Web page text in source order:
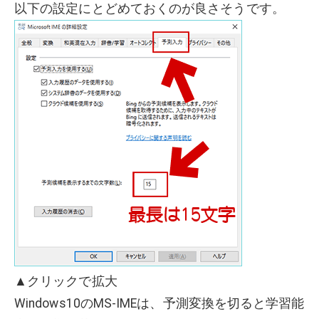
以下の設定にとどめておくのが良さそうです。
▲クリックで拡大
Windows10のMS-IMEは、予測変換を切ると学習能